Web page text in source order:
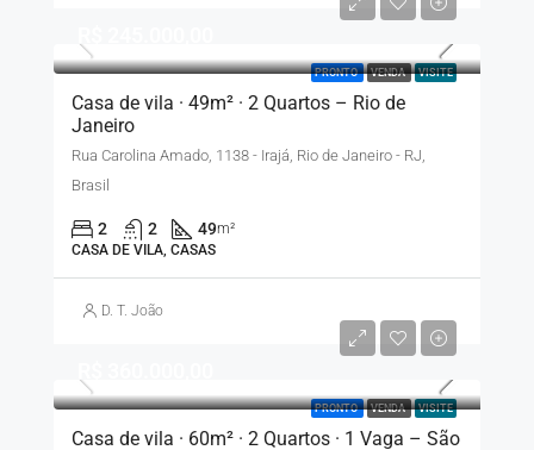
PRONTO VENDA VISITE
Casa de vila · 49m² · 2 Quartos – Rio de
Janeiro
Rua Carolina Amado, 1138 - Irajá, Rio de Janeiro - RJ,
Brasil
2 2 49m²
CASA DE VILA, CASAS
D. T. João
PRONTO VENDA VISITE
Casa de vila · 60m² · 2 Quartos · 1 Vaga – São